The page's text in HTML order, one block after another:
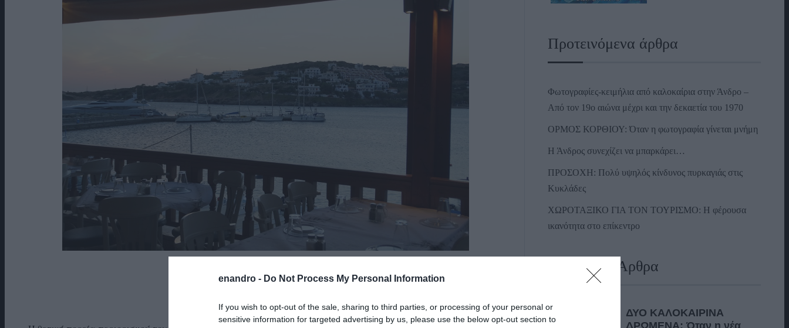
enandro - Do Not Process My Personal Information
If you wish to opt-out of the sale, sharing to third parties, or processing of your personal or
sensitive information for targeted advertising by us, please use the below opt-out section to
03|06|2020 – NEWSROOM IEFIMERIDA.GR
Προτεινόμενα άρθρα
Φωτογραφίες-κειμήλια από καλοκαίρια στην Άνδρο –
Από τον 19ο αιώνα μέχρι και την δεκαετία του 1970
ΟΡΜΟΣ ΚΟΡΘΙΟΥ: Όταν η φωτογραφία γίνεται μνήμη
Η Άνδρος συνεχίζει να μπαρκάρει…
ΠΡΟΣΟΧΗ: Πολύ υψηλός κίνδυνος πυρκαγιάς στις
Κυκλάδες
ΧΩΡΟΤΑΞΙΚΟ ΓΙΑ ΤΟΝ ΤΟΥΡΙΣΜΟ: Η φέρουσα
ικανότητα στο επίκεντρο
Πρόσφατα Άρθρα
ΔΥΟ ΚΑΛΟΚΑΙΡΙΝΑ